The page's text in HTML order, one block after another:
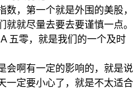
，第一个就是外围的美股，
就尽量去要去要谨慎一点。
五零，就是我们的一个及时
会啊有一定的影响的，就是说
一定要小心了，就是不太适合